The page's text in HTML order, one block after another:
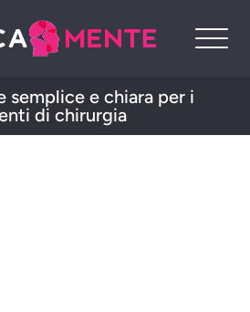
semplice e chiara per i
di chirurgia